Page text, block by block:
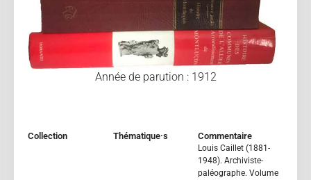
Année de parution : 1912
Collection Thématique·s Commentaire
Louis Caillet (1881-
1948). Archiviste-
paléographe. Volume